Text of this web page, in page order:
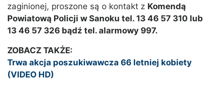
zaginionej, proszone są o kontakt z Komendą
Powiatową Policji w Sanoku tel. 13 46 57 310 lub
13 46 57 326 bądź tel. alarmowy 997.
ZOBACZ TAKŻE:
Trwa akcja poszukiwawcza 66 letniej kobiety
(VIDEO HD)